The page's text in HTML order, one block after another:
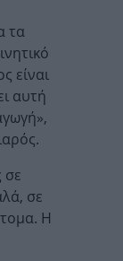
τα
είναι
αυτή
σε
σε
Η